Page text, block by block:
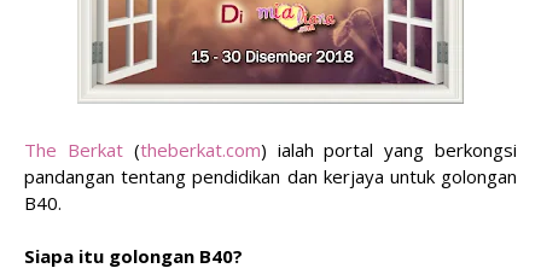
The Berkat(theberkat.com) ialah portal yang berkongsi
pandangan tentang pendidikan dan kerjaya untuk golongan
B40.
Siapa itu golongan B40?